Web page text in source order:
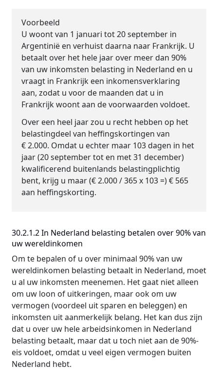
Voorbeeld
U woont van 1 januari tot 20 september in
Argentinië en verhuist daarna naar Frankrijk. U
betaalt over het hele jaar over meer dan 90%
van uw inkomsten belasting in Nederland en u
vraagt in Frankrijk een inkomensverklaring
aan, zodat u voor de maanden dat u in
Frankrijk woont aan de voorwaarden voldoet.
Over een heel jaar zou u recht hebben op het
belastingdeel van heffingskortingen van
€ 2.000. Omdat u echter maar 103 dagen in het
jaar (20 september tot en met 31 december)
kwalificerend buitenlands belastingplichtig
bent, krijg u maar (€ 2.000 / 365 x 103 =) € 565
aan heffingskorting.
30.2.1.2 In Nederland belasting betalen over 90% van
uw wereldinkomen
Om te bepalen of u over minimaal 90% van uw
wereldinkomen belasting betaalt in Nederland, moet
u al uw inkomsten meenemen. Het gaat niet alleen
om uw loon of uitkeringen, maar ook om uw
vermogen (voordeel uit sparen en beleggen) en
inkomsten uit aanmerkelijk belang. Het kan dus zijn
dat u over uw hele arbeidsinkomen in Nederland
belasting betaalt, maar dat u toch niet aan de 90%-
eis voldoet, omdat u veel eigen vermogen buiten
Nederland hebt.